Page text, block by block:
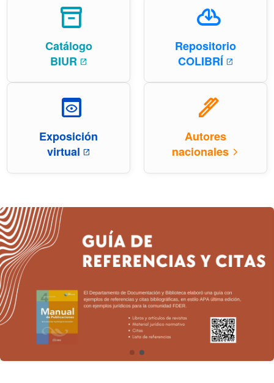
inventory_2
Catálogo
BIUR open_in_new
cloud_download
Repositorio
COLIBRÍ open_in_new
preview
Exposición
virtual open_in_new
ink_pen
Autores
nacionales arrow_forward_ios